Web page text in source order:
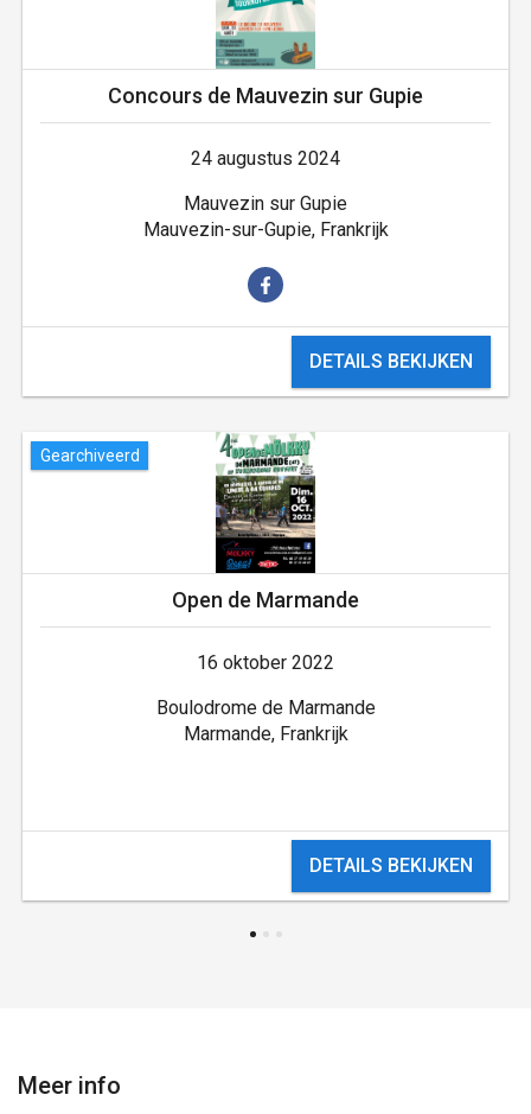
Concours de Mauvezin sur Gupie
24 augustus 2024
Mauvezin sur Gupie
Mauvezin-sur-Gupie, Frankrijk
DETAILS BEKIJKEN
Gearchiveerd
Open de Marmande
16 oktober 2022
Boulodrome de Marmande
Marmande, Frankrijk
DETAILS BEKIJKEN
Meer info